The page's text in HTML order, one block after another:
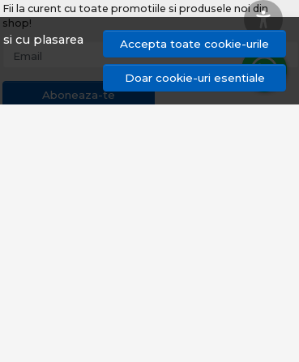
si cu plasarea
Accepta toate cookie-urile
Doar cookie-uri esentiale
Fii la curent cu toate promotiile si produsele noi din
shop!
Email
Aboneaza-te